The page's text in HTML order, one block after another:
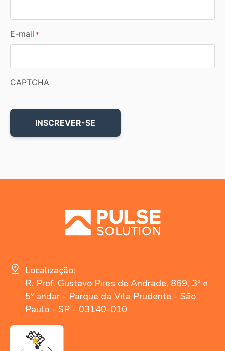
E-mail *
CAPTCHA
Localização:
R. Prof. Gustavo Pires de Andrade, 869, 3º e
5º andar - Parque da Vila Prudente - São
Paulo - SP - 03140-010